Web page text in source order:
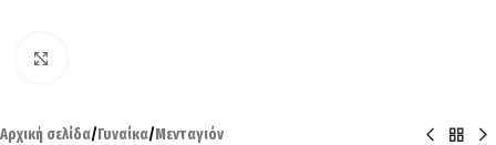
Αρχική σελίδα/Γυναίκα/Μενταγιόν